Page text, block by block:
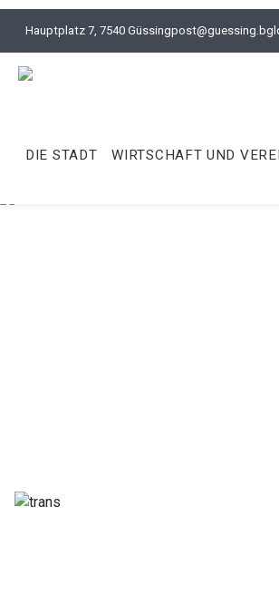
Hauptplatz 7, 7540 Güssing
DIE STADT WIRTSCHAFT UND